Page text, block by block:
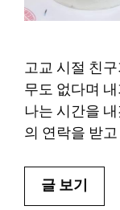
고교 시절 친
무도 없다며
나는 시간을
의 연락을 받
글 보기